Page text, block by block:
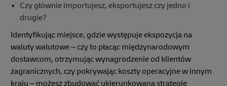
Czy głównie importujesz, eksportujesz czy jedno i
drugie?
Identyfikując miejsce, gdzie występuje ekspozycja na
waluty walutowe – czy to płacąc międzynarodowym
dostawcom, otrzymując wynagrodzenie od klientów
zagranicznych, czy pokrywając koszty operacyjne w innym
kraju – możesz zbudować ukierunkowaną strategię